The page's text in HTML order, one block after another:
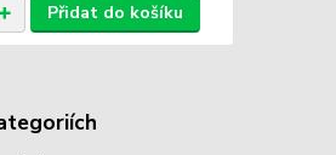
Přidat do košíku